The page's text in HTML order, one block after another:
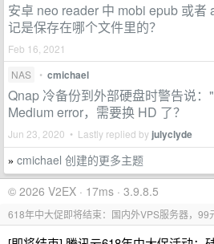
安卓 neo reader 中 mobi epub 或者
记是保存在哪个文件里的？
Feb 16, 2021
NAS
• cmichael
Qnap 冷备份到外部硬盘时警告说：
Medium error，需要换 HD 了？
Jun 23, 2020 • Lastly replied by julyclyde
» cmichael 创建的更多主题
© 2026 V2EX · 17ms · 3.9.8.5
618年中大促即将结束：国内外VPS服务器，99